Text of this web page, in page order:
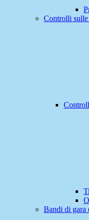
Controlli sulle
Bandi di gara